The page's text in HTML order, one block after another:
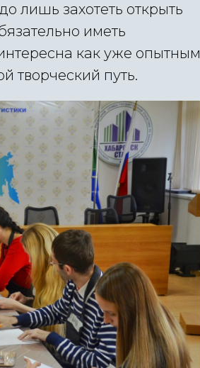
лишь захотеть открыть
иметь
как уже опытным
творческий путь.